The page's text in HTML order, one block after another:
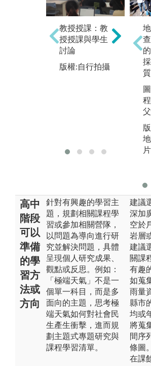
教授授課：教
授授課與學生
討論
版權:自行拍攝
實
學
教
過
作
所
版
片
高中
階段
可以
準備
的學
習方
法或
方向
針對有興趣的學習主
題，規劃相關課程學
習或參加相關營隊，
以問題為導向進行研
究並解決問題，具體
呈現個人研究成果、
觀點或反思。例如：
「極端天氣」不是一
個單一科目，而是多
面向的主題，思考極
端天氣如何對社會民
生產生衝擊，進而規
劃主題式專題研究與
課程學習清單。
建議
深加
空於
岩層
建議
關課
有趣
如蒐
雨量
縣市
均或
將蒐
間序
條圖。
在課